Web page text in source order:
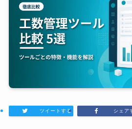
ツイートする シェア